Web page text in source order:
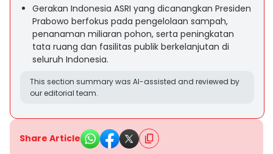
Gerakan Indonesia ASRI yang dicanangkan Presiden
Prabowo berfokus pada pengelolaan sampah,
penanaman miliaran pohon, serta peningkatan
tata ruang dan fasilitas publik berkelanjutan di
seluruh Indonesia.
This section summary was AI-assisted and reviewed by
our editorial team.
Share Article